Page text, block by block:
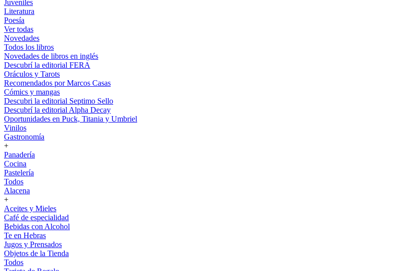
Juveniles
Literatura
Poesía
Ver todas
Novedades
Todos los libros
Novedades de libros en inglés
Descubrí la editorial FERA
Oráculos y Tarots
Recomendados por Marcos Casas
Cómics y mangas
Descubri la editorial Septimo Sello
Descubrí la editorial Alpha Decay
Oportunidades en Puck, Titania y Umbriel
Vinilos
Gastronomía
+
Panadería
Cocina
Pastelería
Todos
Alacena
+
Aceites y Mieles
Café de especialidad
Bebidas con Alcohol
Te en Hebras
Jugos y Prensados
Objetos de la Tienda
Todos